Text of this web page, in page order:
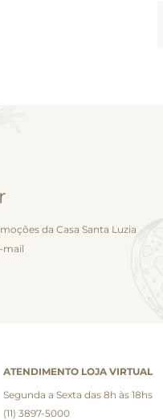
da Casa Santa Luzia
mail
ATENDIMENTO LOJA VIRTUAL
Segunda a Sexta das 8h às 18hs
(11) 3897-5000